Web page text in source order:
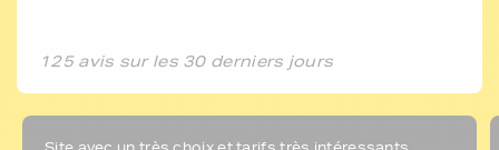
125 avis sur les 30 derniers jours